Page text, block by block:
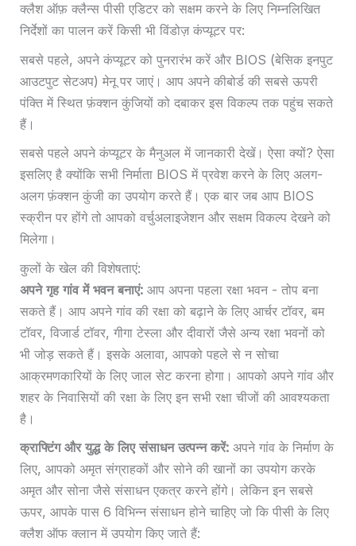
क्लैश ऑफ़ क्लैन्स पीसी एडिटर को सक्षम करने के लिए निम्नलिखित
निर्देशों का पालन करें किसी भी विंडोज़ कंप्यूटर पर:
सबसे पहले, अपने कंप्यूटर को पुनरारंभ करें और BIOS (बेसिक इनपुट
आउटपुट सेटअप) मेनू पर जाएं। आप अपने कीबोर्ड की सबसे ऊपरी
पंक्ति में स्थित फ़ंक्शन कुंजियों को दबाकर इस विकल्प तक पहुंच सकते
हैं।
सबसे पहले अपने कंप्यूटर के मैनुअल में जानकारी देखें। ऐसा क्यों? ऐसा
इसलिए है क्योंकि सभी निर्माता BIOS में प्रवेश करने के लिए अलग-
अलग फ़ंक्शन कुंजी का उपयोग करते हैं। एक बार जब आप BIOS
स्क्रीन पर होंगे तो आपको वर्चुअलाइजेशन और सक्षम विकल्प देखने को
मिलेगा।
कुलों के खेल की विशेषताएं:
अपने गृह गांव में भवन बनाएं: आप अपना पहला रक्षा भवन - तोप बना
सकते हैं। आप अपने गांव की रक्षा को बढ़ाने के लिए आर्चर टॉवर, बम
टॉवर, विजार्ड टॉवर, गीगा टेस्ला और दीवारों जैसे अन्य रक्षा भवनों को
भी जोड़ सकते हैं। इसके अलावा, आपको पहले से न सोचा
आक्रमणकारियों के लिए जाल सेट करना होगा। आपको अपने गांव और
शहर के निवासियों की रक्षा के लिए इन सभी रक्षा चीजों की आवश्यकता
है।
क्राफ्टिंग और युद्ध के लिए संसाधन उत्पन्न करें: अपने गांव के निर्माण के
लिए, आपको अमृत संग्राहकों और सोने की खानों का उपयोग करके
अमृत और सोना जैसे संसाधन एकत्र करने होंगे। लेकिन इन सबसे
ऊपर, आपके पास 6 विभिन्न संसाधन होने चाहिए जो कि पीसी के लिए
क्लैश ऑफ क्लान में उपयोग किए जाते हैं: